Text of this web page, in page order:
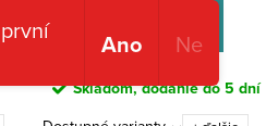
Skladom, dodanie do 5 dní
Ano Ne